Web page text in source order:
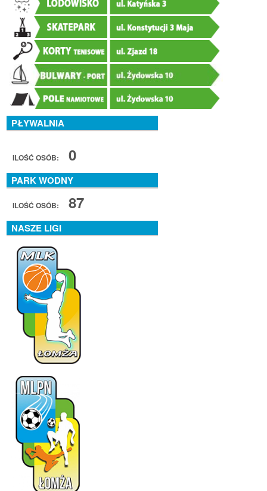
PŁYWALNIA
ILOŚĆ OSÓB: 0
PARK WODNY
ILOŚĆ OSÓB: 87
NASZE LIGI